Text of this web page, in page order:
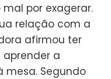
por exagerar.
relação com a
afirmou ter
aprender a
Segundo